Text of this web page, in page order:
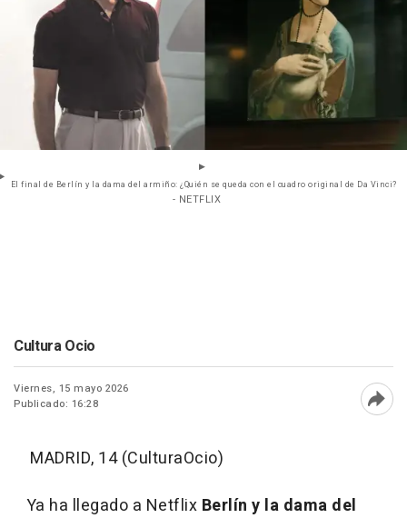
El final de Berlín y la dama del armiño: ¿Quién se queda con el cuadro original de Da Vinci?
- NETFLIX
Cultura Ocio
Viernes, 15 mayo 2026
Publicado: 16:28
MADRID, 14 (CulturaOcio)
Ya ha llegado a Netflix Berlín y la dama del